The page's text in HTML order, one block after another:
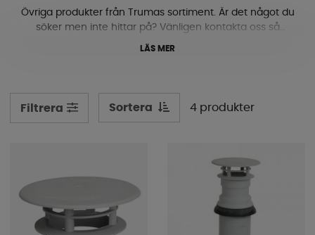
Övriga produkter från Trumas sortiment. Är det något du
söker men inte hittar på? Vänligen kontakta oss så
hjälper vi till att hitta fram det.
LÄS MER
Filtrera Sortera 4 produkter